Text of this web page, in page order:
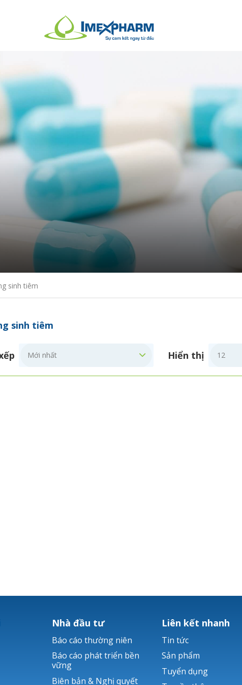
sinh tiêm
sinh tiêm
Hiển thị
Nhà đầu tư
Báo cáo thường niên
Báo cáo phát triển bền
vững
Biên bản & Nghị quyết
Liên kết nhanh
Tin tức
Sản phẩm
Tuyển dụng